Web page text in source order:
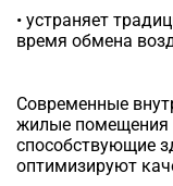
• устраняет
время обмена
Современные
жилые помещения
способствующие
оптимизируют